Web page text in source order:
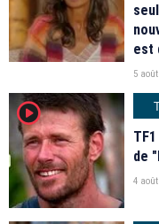
est
5
player2
de
4